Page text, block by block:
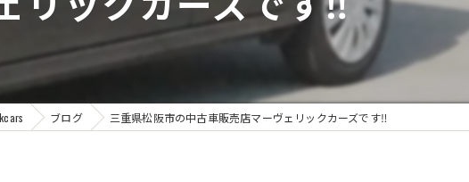
ブログ 三重県松阪市の中古車販売店マーヴェリックカーズです‼️